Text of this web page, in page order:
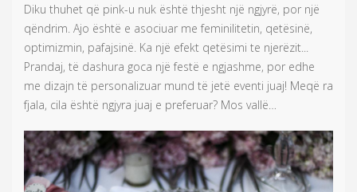
Diku thuhet që pink-u nuk është thjesht një ngjyrë, por një
qëndrim. Ajo është e asociuar me feminilitetin, qetësinë,
optimizmin, pafajsinë. Ka një efekt qetësimi te njerëzit...
Prandaj, të dashura goca një festë e ngjashme, por edhe
me dizajn të personalizuar mund të jetë eventi juaj! Meqë ra
fjala, cila është ngjyra juaj e preferuar? Mos vallë…